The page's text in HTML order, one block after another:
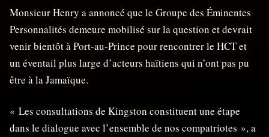
Monsieur Henry a annoncé que le Groupe des Éminentes
Personnalités demeure mobilisé sur la question et devrait
venir bientôt à Port-au-Prince pour rencontrer le HCT et
un éventail plus large d’acteurs haïtiens qui n’ont pas pu
être à la Jamaïque.
« Les consultations de Kingston constituent une étape
dans le dialogue avec l’ensemble de nos compatriotes », a